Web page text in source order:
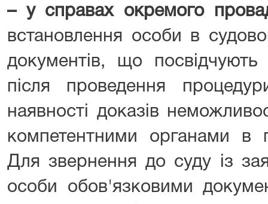
– у справах окремого
встановлення особи в
документів, що
після проведення
наявності доказів
компетентними органами в
Для звернення до суду із
особи обов'язковими